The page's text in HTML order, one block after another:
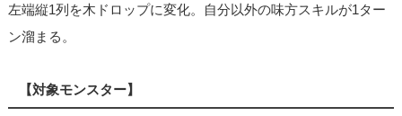
左端縦1列を木ドロップに変化。自分以外の味方スキルが1ター
ン溜まる。
【対象モンスター】